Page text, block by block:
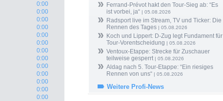
0:00
0:00
0:00
0:00
0:00
0:00
0:00
0:00
0:00
0:00
0:00
0:00
0:00
Ferrand-Prévot hakt den Tour-Sieg ab: “Es
ist vorbei, ja“ | 05.08.2026
Radsport live im Stream, TV und Ticker: Die
Rennen des Tages | 05.08.2026
Koch und Lippert: D-Zug legt Fundament für
Tour-Vorentscheidung | 05.08.2026
Ventoux-Etappe: Strecke für Zuschauer
teilweise gesperrt| 05.08.2026
Aldag nach 5. Tour-Etappe: “Ein riesiges
Rennen von uns“ | 05.08.2026
Weitere Profi-News